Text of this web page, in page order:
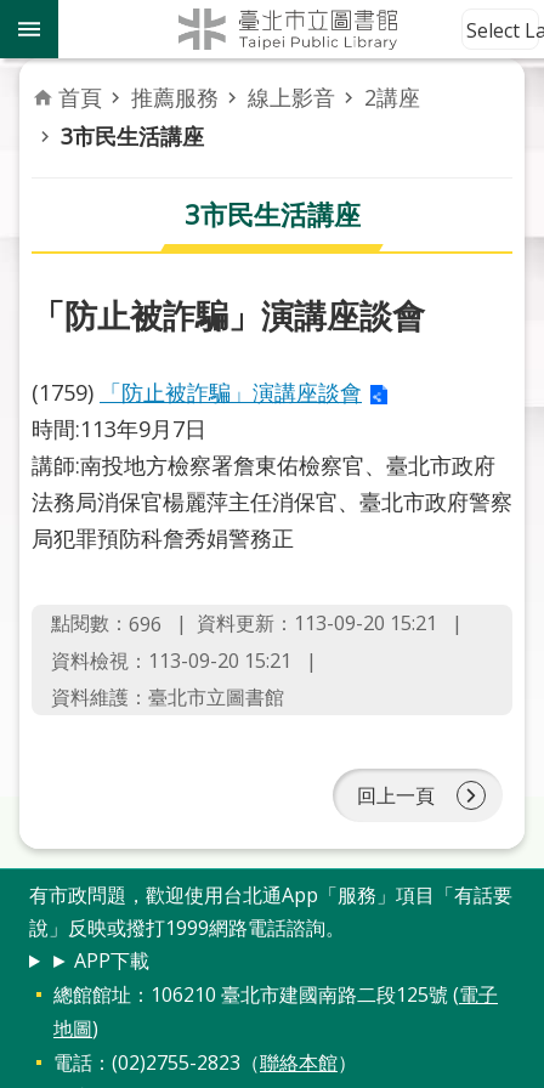
跳到主要內容區塊
到
館
資
訊
務
活
報
導
關
於
市
圖
線
上
申
請
答
加
入
市
圖
網
Select
首頁 推薦服務 線上影音
2講座
3市民生活講座
3市民生活講座
「防止被詐騙」演講座談會
(1759)
「防止被詐騙」演講座談會
時間:113年9月7日
講師:南投地方檢察署詹東佑檢察官、臺北市政府
法務局消保官楊麗萍主任消保官、臺北市政府警察
局犯罪預防科詹秀娟警務正
點閱數： 696
資料更新：113-09-20 15:21
資料檢視：113-09-20 15:21
資料維護：臺北市立圖書館
回上一頁
有市政問題，歡迎使用台北通App「服務」項目「有話要
說」反映或撥打1999網路電話諮詢。
► APP下載
總館館址：106210 臺北市建國南路二段125號 (電子
地圖)
電話：(02)2755-2823（聯絡本館）